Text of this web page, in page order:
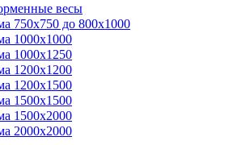
весы
750х750 до 800х1000
1000х1000
1000х1250
1200х1200
1200х1500
1500х1500
1500х2000
2000х2000